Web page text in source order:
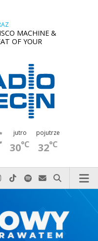
MACHINE &
OF YOUR
jutro
30°C
pojutrze
32°C
do nas zadzwoń
nas na Facebook-u
nas na X
Odwiedź nas na Instagram-ie
Odwiedź nas na TikTok-u
Szukaj nas na Spotify
Wyślij do nas
Szukaj